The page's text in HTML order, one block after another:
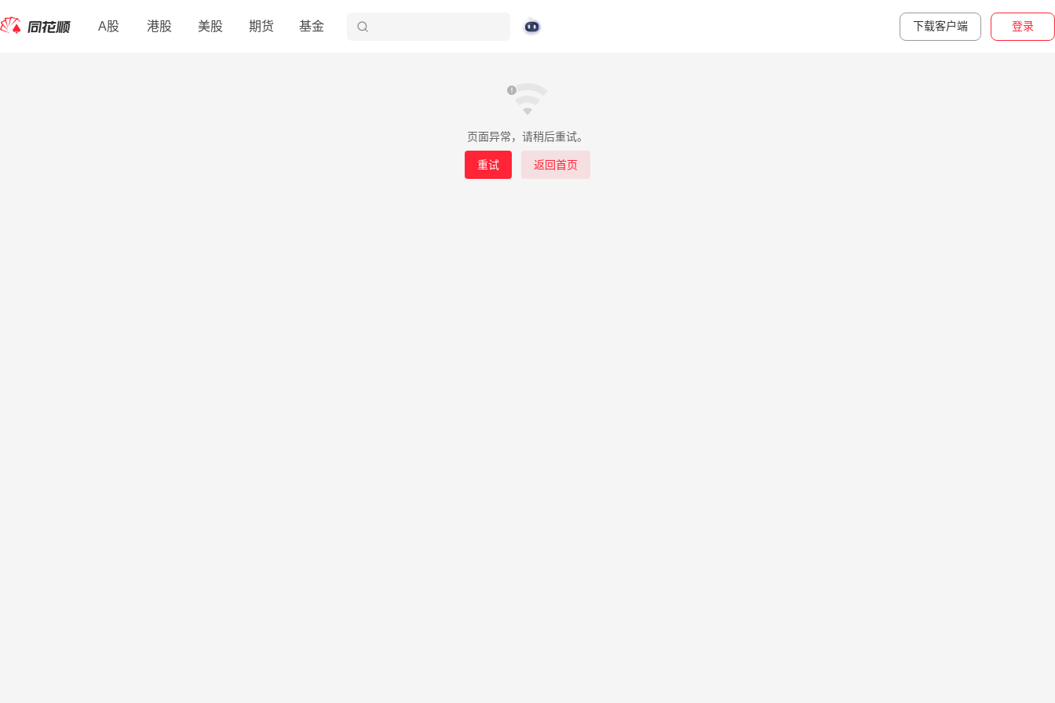
A股 港股 美股 期货 基金 下载客户端 登录
页面异常，请稍后重试。
重试 返回首页